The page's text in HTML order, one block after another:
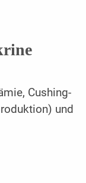
Cushing-
und